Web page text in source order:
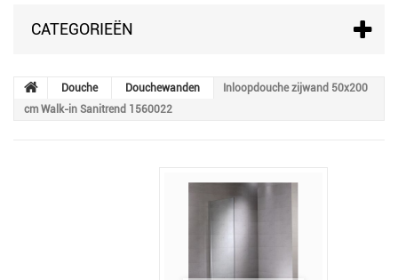
CATEGORIEËN
Douche Douchewanden
Inloopdouche zijwand 50x200
cm Walk-in Sanitrend 1560022